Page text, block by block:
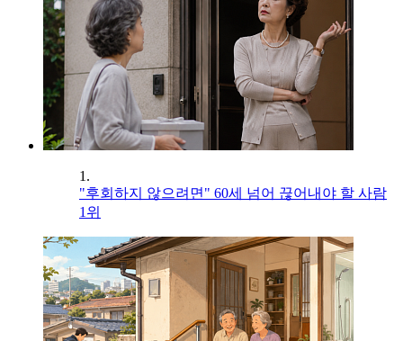
1.
"후회하지 않으려면" 60세 넘어 끊어내야 할 사람
1위